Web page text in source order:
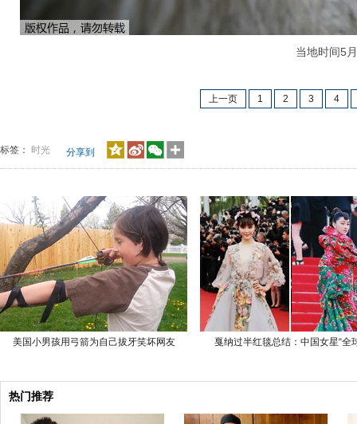
当地时间5月
上一页 1 2 3 4
标签： 时光 分享到
美国小男孩用弓箭为自己拔牙笑坏网友 戛纳过半红毯总结：中国女星“全
热门推荐